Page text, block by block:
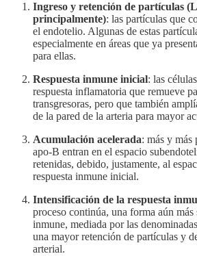
Ingreso y retención de partículas
principalmente): las partículas que
el endotelio. Algunas de estas
especialmente en áreas que ya
para ellas.
Respuesta inmune inicial: las
respuesta inflamatoria que remueve
transgresoras, pero que también
de la pared de la arteria para mayor
Acumulación acelerada: más y más
apo-B entran en el espacio
retenidas, debido, justamente, al
respuesta inmune inicial.
Intensificación de la respuesta
proceso continúa, una forma aún más
inmune, mediada por las denominadas
una mayor retención de partículas y
arterial.